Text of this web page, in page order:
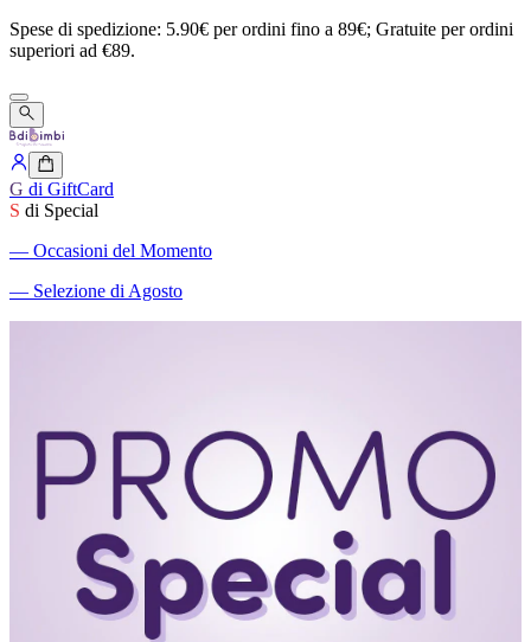
Spese di spedizione: 5.90€ perordini fino a 89€; Gratuite perordini
superiori ad €89.
G di GiftCard
S di Special
― Occasioni del Momento
― Selezione di Agosto